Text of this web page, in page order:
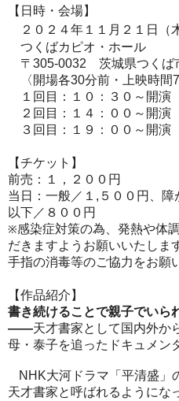
【日時・会場】
２０２４年１１月２１日（
つくばカピオ・ホール
〒305-0032 茨城県つくば
〈開場各30分前・上映時間
１回目：１０：３０～開演
２回目：１４：００～開演
３回目：１９：００～開演
【チケット】
前売：１，２００円
当日：一般／１,５００円、
以下／８００円
※感染症対策の為、発熱や体
だきますようお願いいたしま
手指の消毒等のご協力をお願
【作品紹介】
書き続けることで親子でいら
――天才書家として国内外か
母・泰子を追ったドキュメン
NHK大河ドラマ「平清盛」
天才書家と呼ばれるようにな